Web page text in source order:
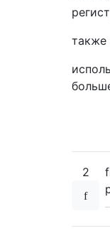
также
2